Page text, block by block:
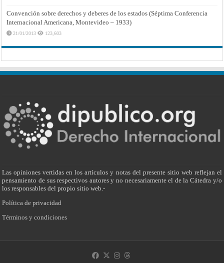
Convención sobre derechos y deberes de los estados (Séptima Conferencia
Internacional Americana, Montevideo – 1933)
21/01/2013 123,603
Las opiniones vertidas en los artículos y notas del presente sitio web reflejan el
pensamiento de sus respectivos autores y no necesariamente el de la Cátedra y/o
los responsables del propio sitio web.-
Política de privacidad
Términos y condiciones